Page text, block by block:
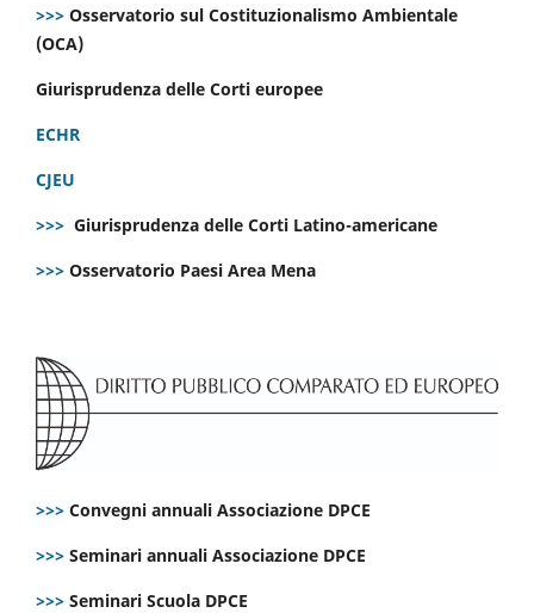
>>> Osservatorio sul Costituzionalismo Ambientale
(OCA)
Giurisprudenza delle Corti europee
ECHR
CJEU
>>> Giurisprudenza delle Corti Latino-americane
>>> Osservatorio Paesi Area Mena
>>> Convegni annuali Associazione DPCE
>>> Seminari annuali Associazione DPCE
>>> Seminari Scuola DPCE